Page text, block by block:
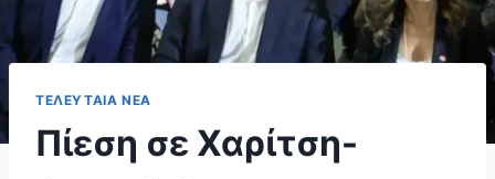
ΤΕΛΕΥΤΑΊΑ ΝΈΑ
Πίεση σε Χαρίτση-